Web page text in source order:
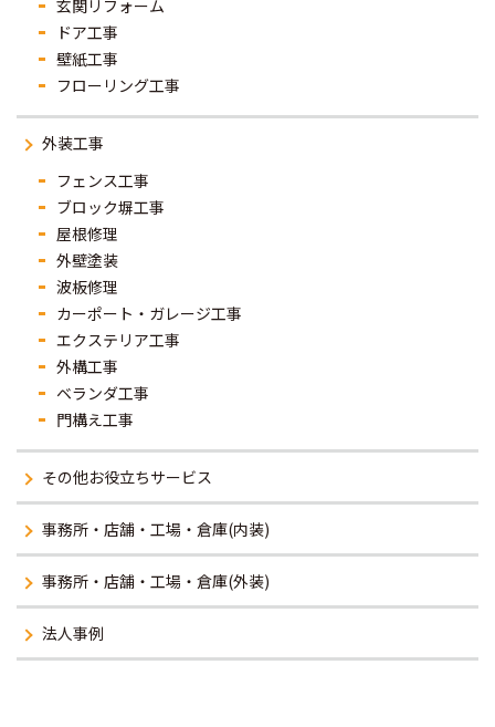
玄関リフォーム
ドア工事
壁紙工事
フローリング工事
外装工事
フェンス工事
ブロック塀工事
屋根修理
外壁塗装
波板修理
カーポート・ガレージ工事
エクステリア工事
外構工事
ベランダ工事
門構え工事
その他お役立ちサービス
事務所・店舗・工場・倉庫(内装)
事務所・店舗・工場・倉庫(外装)
法人事例